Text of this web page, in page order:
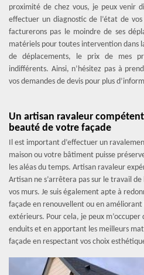
proximité de chez vous, je peux venir
effectuer un diagnostic de l’état de
facturerons pas le moindre de ses
matériels pour toutes intervention dans
de déplacements, le prix de mes
indifférents. Ainsi, n’hésitez pas à
vos demandes de devis pour plus
Un artisan ravaleur
beauté de votre façade
Il est important d’effectuer un
maison ou votre bâtiment puisse
les aléas du temps. Artisan ravaleur
Artisan ne s’arrêtera pas sur le travail
vos murs. Je suis également apte à
façade en renouvellent ou en améliorant
extérieurs. Pour cela, je peux
enduits et en apportant les meilleurs
façade en respectant vos choix